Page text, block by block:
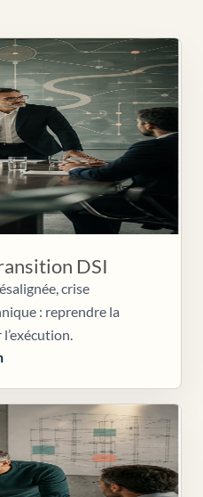
DSI
crise
: reprendre la